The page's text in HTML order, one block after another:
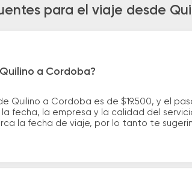
para el viaje desde
a Cordoba?
Quilino a Cordoba es de $19.500, y el
fecha, la empresa y la calidad del
la fecha de viaje, por lo tanto te